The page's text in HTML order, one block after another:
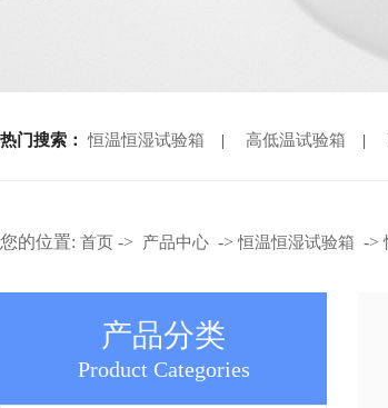
热门搜索： 恒温恒湿试验箱 | 高低温试验箱 |
您的位置: 首页 -> 产品中心 ->恒温恒湿试验箱 ->
产品分类
Product Categories